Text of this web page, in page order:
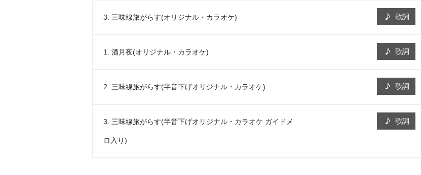
3. 三味線旅がらす(オリジナル・カラオケ) 歌詞
1. 酒月夜(オリジナル・カラオケ) 歌詞
2. 三味線旅がらす(半音下げオリジナル・カラオケ) 歌詞
3. 三味線旅がらす(半音下げオリジナル・カラオケ ガイドメ
ロ入り)
歌詞